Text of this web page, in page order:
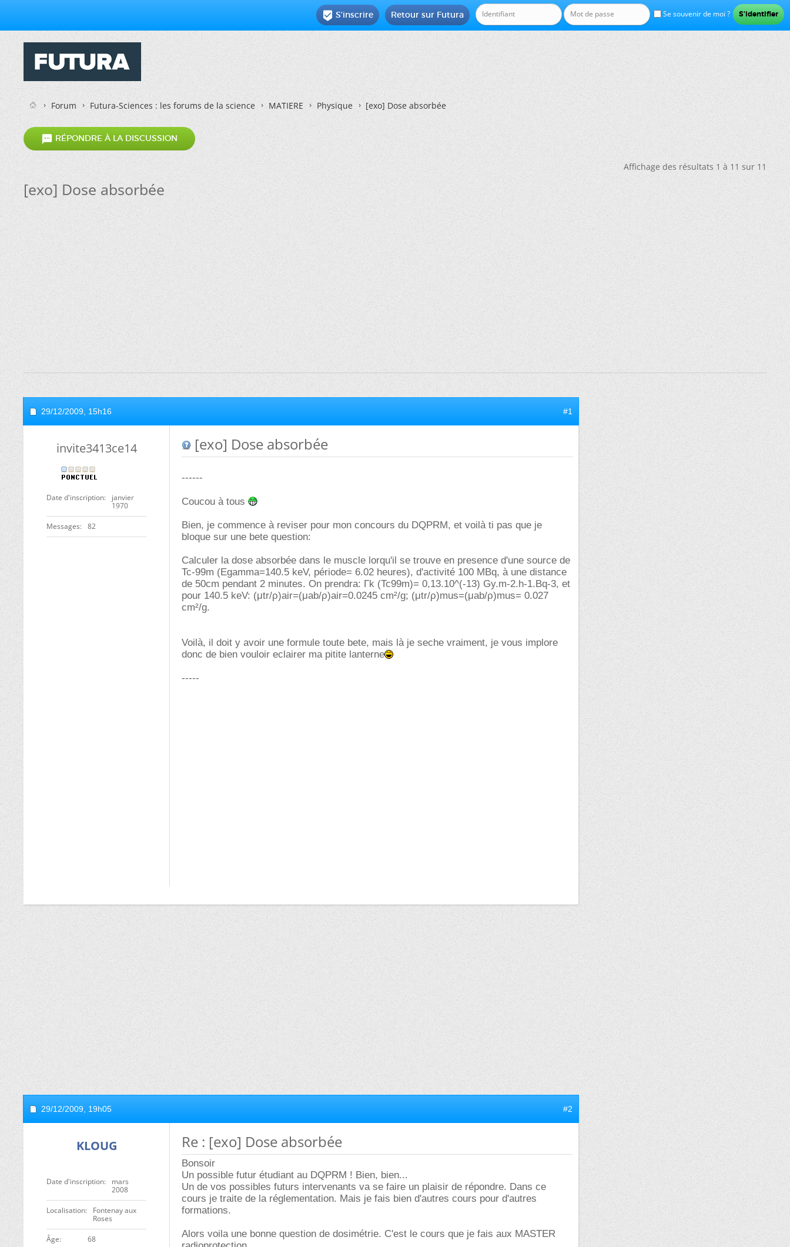
Se souvenir de moi ?
Retour sur Futura
 S'inscrire
Forum Futura-Sciences : les forums de la science MATIERE Physique [exo] Dose absorbée
 RÉPONDRE À LA DISCUSSION
Affichage des résultats 1 à 11 sur 11
[exo] Dose absorbée
29/12/2009, 15h16 #1
invite3413ce14
Date d'inscription
janvier
1970
Messages 82
[exo] Dose absorbée
------
Coucou à tous
Bien, je commence à reviser pour mon concours du DQPRM, et voilà ti pas que je
bloque sur une bete question:
Calculer la dose absorbée dans le muscle lorqu'il se trouve en presence d'une source de
Tc-99m (Egamma=140.5 keV, période= 6.02 heures), d'activité 100 MBq, à une distance
de 50cm pendant 2 minutes. On prendra: Γk (Tc99m)= 0,13.10^(-13) Gy.m-2.h-1.Bq-3, et
pour 140.5 keV: (μtr/ρ)air=(μab/ρ)air=0.0245 cm²/g; (μtr/ρ)mus=(μab/ρ)mus= 0.027
cm²/g.
Voilà, il doit y avoir une formule toute bete, mais là je seche vraiment, je vous implore
donc de bien vouloir eclairer ma pitite lanterne
-----
29/12/2009, 19h05 #2
KLOUG
Date d'inscription
mars
2008
Localisation
Fontenay aux
Roses
ge 68
Re : [exo] Dose absorbée
Bonsoir
Un possible futur étudiant au DQPRM ! Bien, bien...
Un de vos possibles futurs intervenants va se faire un plaisir de répondre. Dans ce
cours je traite de la réglementation. Mais je fais bien d'autres cours pour d'autres
formations.
Alors voila une bonne question de dosimétrie. C'est le cours que je fais aux MASTER